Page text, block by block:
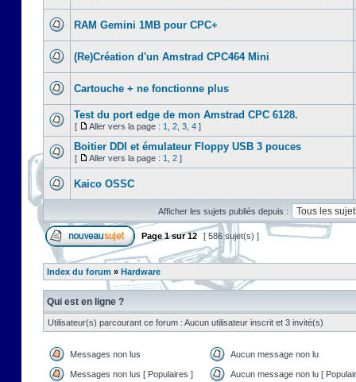
RAM Gemini 1MB pour CPC+
(Re)Création d'un Amstrad CPC464 Mini
Cartouche + ne fonctionne plus
Test du port edge de mon Amstrad CPC 6128.
[ Aller vers la page : 1 2 3 4 ]
Boitier DDI et émulateur Floppy USB 3 pouces
[ Aller vers la page : 1 2 ]
Kaico OSSC
Afficher les sujets publiés depuis :
Page1sur12 [ 586 sujet(s) ]
Index du forum » Hardware
Qui est en ligne ?
Utilisateur(s) parcourant ce forum : Aucun utilisateur inscrit et 3 invité(s)
Messages non lus Aucun message non lu
Messages non lus [ Populaires ] Aucun message non lu [